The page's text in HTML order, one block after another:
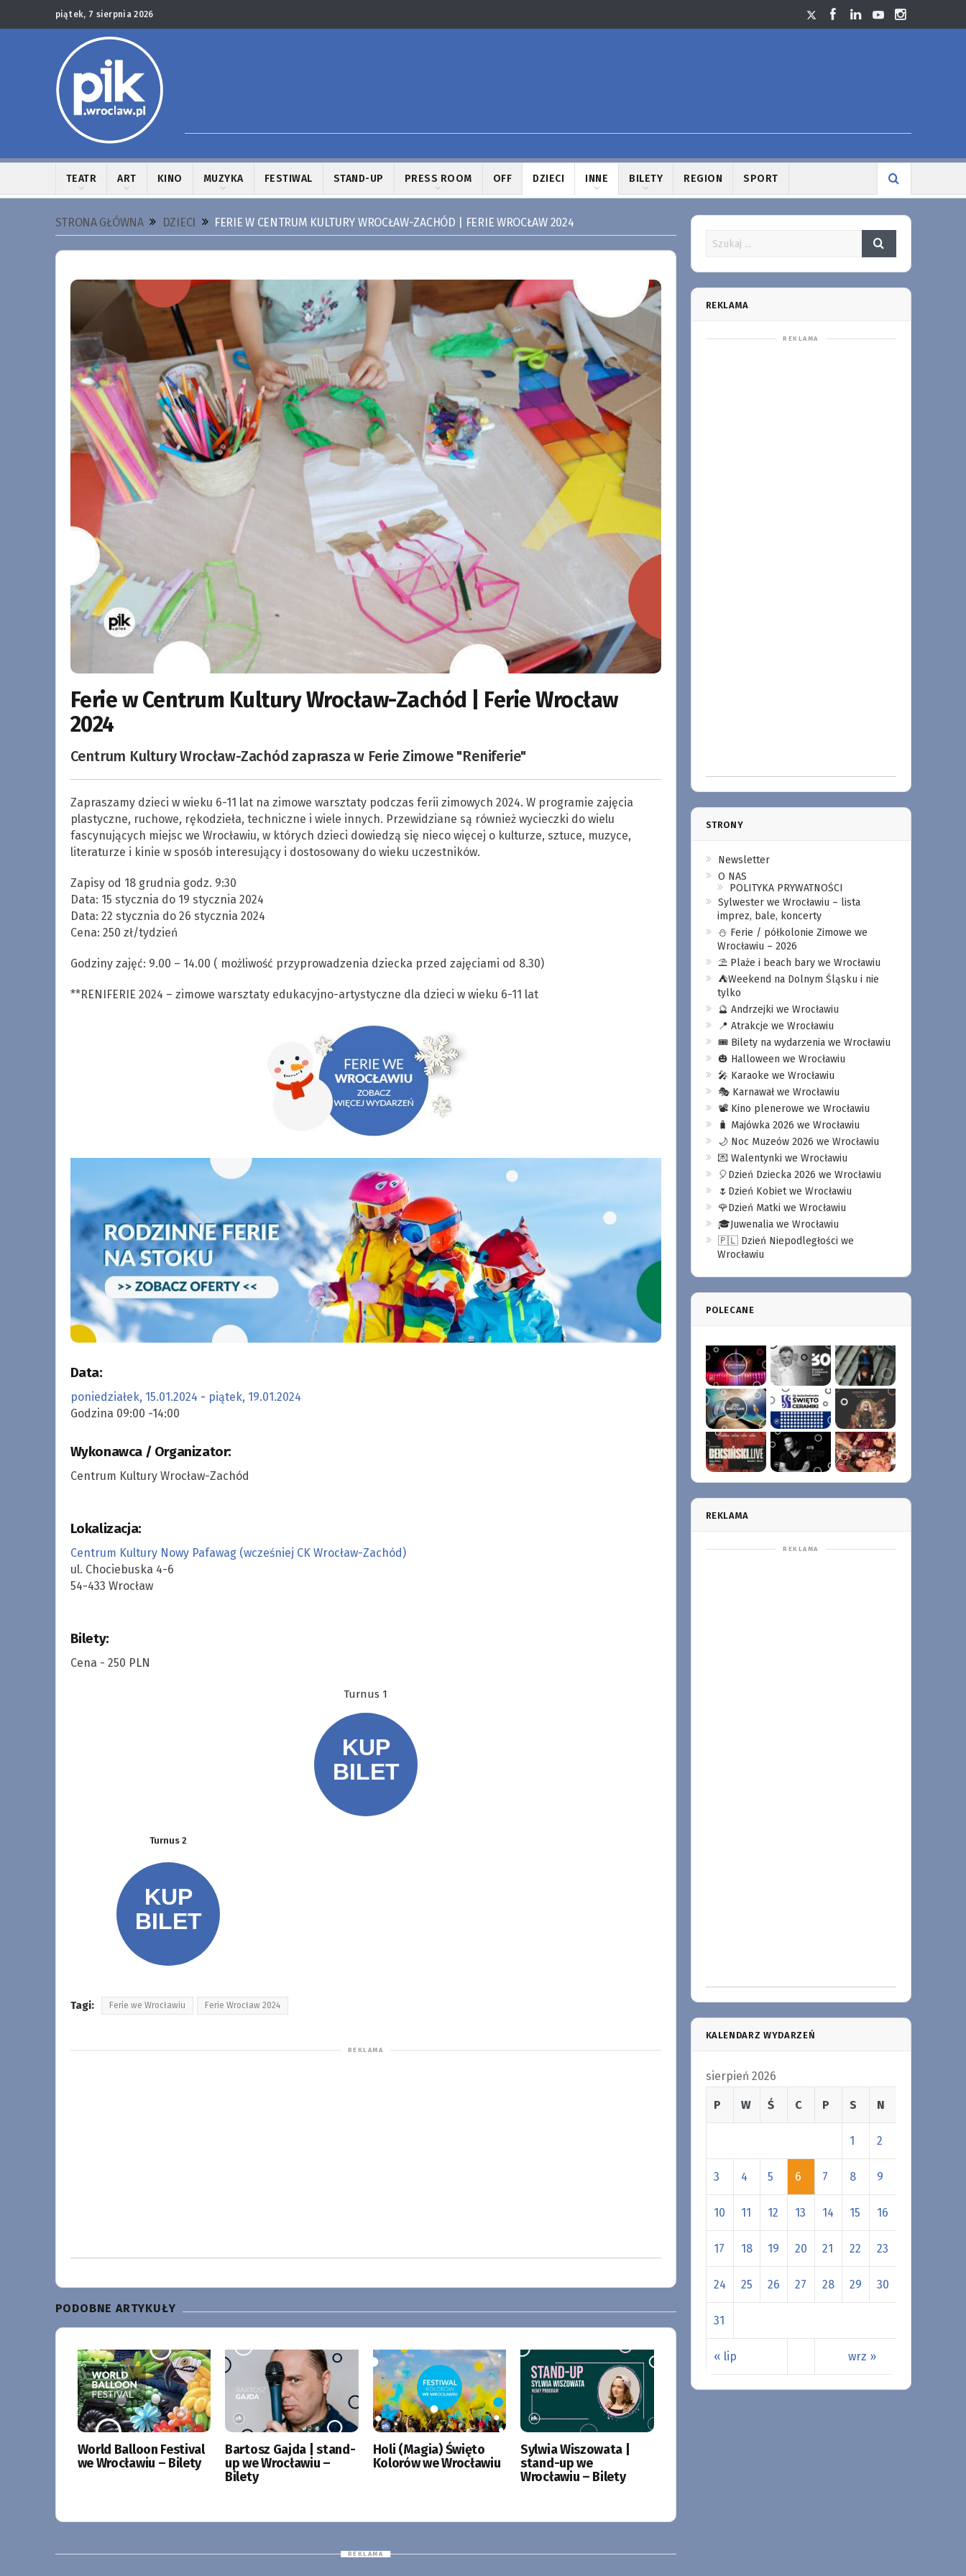
piątek, 7 sierpnia 2026
TEATR ART KINO MUZYKA FESTIWAL STAND-UP PRESS ROOM OFF DZIECI INNE BILETY REGION SPORT
STRONA GŁÓWNA DZIECI FERIE W CENTRUM KULTURY WROCŁAW-ZACHÓD | FERIE WROCŁAW 2024
Ferie w Centrum Kultury Wrocław-Zachód | Ferie Wrocław
2024
Centrum Kultury Wrocław-Zachód zaprasza w Ferie Zimowe "Reniferie"
Zapraszamy dzieci w wieku 6-11 lat na zimowe warsztaty podczas ferii zimowych 2024. W programie zajęcia
plastyczne, ruchowe, rękodzieła, techniczne i wiele innych. Przewidziane są również wycieczki do wielu
fascynujących miejsc we Wrocławiu, w których dzieci dowiedzą się nieco więcej o kulturze, sztuce, muzyce,
literaturze i kinie w sposób interesujący i dostosowany do wieku uczestników.
Zapisy od 18 grudnia godz. 9:30
Data: 15 stycznia do 19 stycznia 2024
Data: 22 stycznia do 26 stycznia 2024
Cena: 250 zł/tydzień
Godziny zajęć: 9.00 – 14.00 ( możliwość przyprowadzenia dziecka przed zajęciami od 8.30)
**RENIFERIE 2024 – zimowe warsztaty edukacyjno-artystyczne dla dzieci w wieku 6-11 lat
Data:
poniedziałek, 15.01.2024 - piątek, 19.01.2024
Godzina 09:00 -14:00
Wykonawca / Organizator:
Centrum Kultury Wrocław-Zachód
Lokalizacja:
Centrum Kultury Nowy Pafawag (wcześniej CK Wrocław-Zachód)
ul. Chociebuska 4-6
54-433 Wrocław
Bilety:
Cena - 250 PLN
Turnus 1
Turnus 2
Tagi: Ferie we Wrocławiu Ferie Wrocław 2024
PODOBNE ARTYKUŁY
World Balloon Festival
we Wrocławiu – Bilety
Bartosz Gajda | stand-
up we Wrocławiu –
Bilety
Holi (Magia) Święto
Kolorów we Wrocławiu
Sylwia Wiszowata |
stand-up we
Wrocławiu – Bilety
REKLAMA
STRONY
Newsletter
O NAS
POLITYKA PRYWATNOŚCI
Sylwester we Wrocławiu – lista
imprez, bale, koncerty
⛄️ Ferie / półkolonie Zimowe we
Wrocławiu – 2026
⛱️ Plaże i beach bary we Wrocławiu
⛺️Weekend na Dolnym Śląsku i nie
tylko
🔮 Andrzejki we Wrocławiu
📍 Atrakcje we Wrocławiu
🎟️ Bilety na wydarzenia we Wrocławiu
🎃 Halloween we Wrocławiu
🎤 Karaoke we Wrocławiu
🎭 Karnawał we Wrocławiu
📽️ Kino plenerowe we Wrocławiu
🧳 Majówka 2026 we Wrocławiu
🌙 Noc Muzeów 2026 we Wrocławiu
💌 Walentynki we Wrocławiu
🎈Dzień Dziecka 2026 we Wrocławiu
🌷Dzień Kobiet we Wrocławiu
🌹Dzień Matki we Wrocławiu
🎓Juwenalia we Wrocławiu
🇵🇱 Dzień Niepodległości we
Wrocławiu
POLECANE
REKLAMA
KALENDARZ WYDARZEŃ
sierpień 2026
P W Ś C P S N
« lip wrz »
1 2
3 4 5 6 7 8 9
10 11 12 13 14 15 16
17 18 19 20 21 22 23
24 25 26 27 28 29 30
31